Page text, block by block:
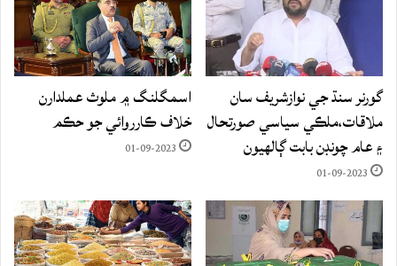
گورنر سنڌ جي نوازشريف سان
ملاقات،ملڪي سياسي صورتحال
۽ عام چونڊن بابت ڳالهيون
01-09-2023
اسمگلنگ ۾ ملوث عملدارن
خلاف ڪارروائي جو حڪم
01-09-2023